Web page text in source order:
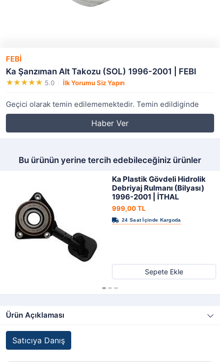
FEBİ
Ka Şanzıman Alt Takozu (SOL) 1996-2001 | FEBI
5.0 İlk Yorumu Siz Yapın
Geçici olarak temin edilememektedir. Temin edildiginde
Haber Ver
Bu ürünün yerine tercih edebileceğiniz ürünler
Ka Plastik Gövdeli Hidrolik
Debriyaj Rulmanı (Bilyası)
1996-2001 | İTHAL
999,00 TL
Sepete Ekle
Ürün Açıklaması
Satıcıya Danış